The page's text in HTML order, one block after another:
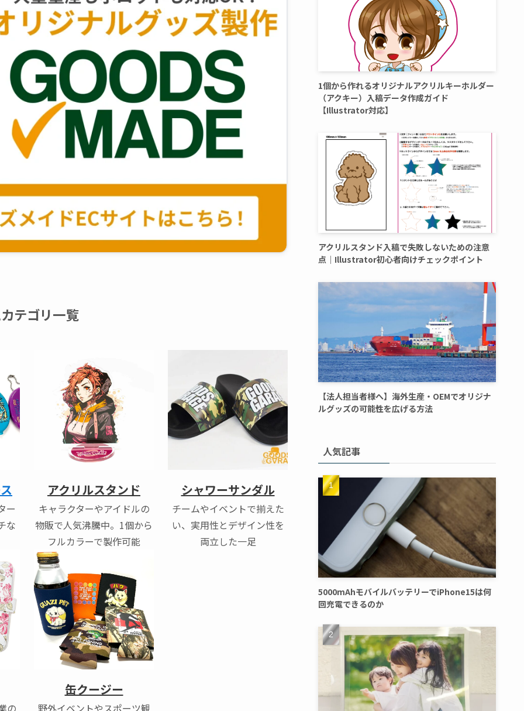
テゴリ一覧
ー
な
アクリルスタンド
キャラクターやアイドルの
物販で人気沸騰中。1個から
フルカラーで製作可能
シャワーサンダル
チームやイベントで揃えた
い、実用性とデザイン性を
両立した一足
の
缶クージー
野外イベントやスポーツ観
1個から作れるオリジナルアクリルキーホルダー
（アクキー）入稿データ作成ガイド
【Illustrator対応】
アクリルスタンド入稿で失敗しないための注意
点｜Illustrator初心者向けチェックポイント
【法人担当者様へ】海外生産・OEMでオリジナ
ルグッズの可能性を広げる方法
人気記事
5000mAhモバイルバッテリーでiPhone15は何
回充電できるのか